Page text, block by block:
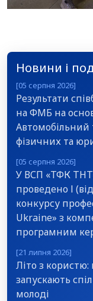
Новини і
[05 серпня 2026]
Результати
на ФМБ на
Автомобільний
фізичних та
[05 серпня 2026]
У ВСП «ТФК
проведено І
конкурсу
Ukraine» з
програмним
[21 липня 2026]
Літо з
запускають
молоді